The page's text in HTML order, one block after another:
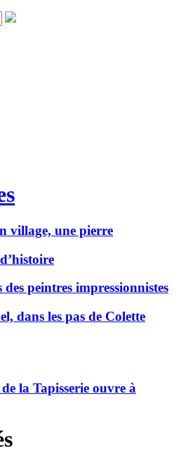
village, une pierre
peintres impressionnistes
dans les pas de Colette
la Tapisserie ouvre à